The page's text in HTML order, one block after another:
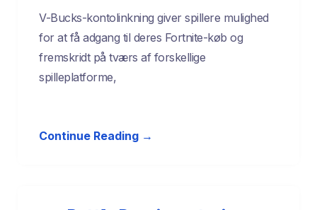
V-Bucks-kontolinkning giver spillere mulighed
for at få adgang til deres Fortnite-køb og
fremskridt på tværs af forskellige
spilleplatforme,
Continue Reading →